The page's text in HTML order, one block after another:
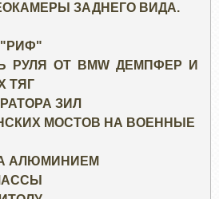
ЗАДНЕГО ВИДА.
РУЛЯ ОТ BMW ДЕМПФЕР И
ТЯГ
ЗИЛ
МОСТОВ НА ВОЕННЫЕ
АЛЮМИНИЕМ